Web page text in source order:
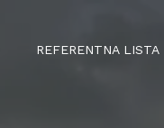
REFERENTNA LISTA